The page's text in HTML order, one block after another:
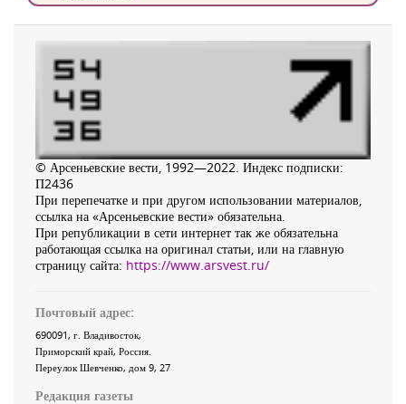
© Арсеньевские вести, 1992—2022. Индекс подписки:
П2436
При перепечатке и при другом использовании материалов,
ссылка на «Арсеньевские вести» обязательна.
При републикации в сети интернет так же обязательна
работающая ссылка на оригинал статьи, или на главную
страницу сайта: https://www.arsvest.ru/
Почтовый адрес:
690091, г. Владивосток,
Приморский край, Россия
Переулок Шевченко, дом 9, 27
Редакция газеты